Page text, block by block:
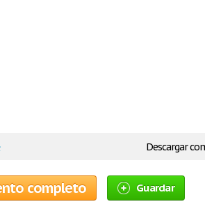
Descargar
completo Guardar